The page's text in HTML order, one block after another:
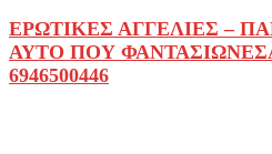
ΕΡΩΤΙΚΕΣ ΑΓΓΕΛΙΕΣ –
ΑΥΤΟ ΠΟΥ
6946500446